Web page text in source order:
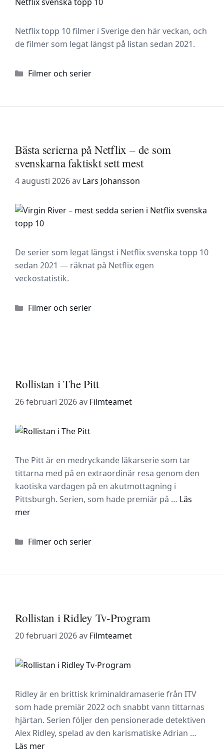
Netflix topp 10 filmer i Sverige den här veckan, och
de filmer som legat längst på listan sedan 2021.
Kategorier
Filmer och serier
Bästa serierna på Netflix – de som
svenskarna faktiskt sett mest
4 augusti 2026av Lars Johansson
De serier som legat längst i Netflix svenska topp 10
sedan 2021 — räknat på Netflix egen
veckostatistik.
Kategorier
Filmer och serier
Rollistan i The Pitt
26 februari 2026av Filmteamet
The Pitt är en medryckande läkarserie som tar
tittarna med på en extraordinär resa genom den
kaotiska vardagen på en akutmottagning i
Pittsburgh. Serien, som hade premiär på … Läs
mer
Kategorier
Filmer och serier
Rollistan i Ridley Tv-Program
20 februari 2026av Filmteamet
Ridley är en brittisk kriminaldramaserie från ITV
som hade premiär 2022 och snabbt vann tittarnas
hjärtan. Serien följer den pensionerade detektiven
Alex Ridley, spelad av den karismatiske Adrian …
Läs mer